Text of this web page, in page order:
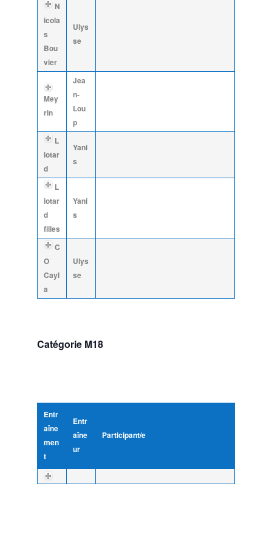
N
icola
s
Bou
vier
Ulys
se
Mey
rin
Jea
n-
Lou
p
L
iotar
d
Yani
s
L
iotar
d
filles
Yani
s
C
O
Cayl
a
Ulys
se
Catégorie M18
Entr
aîne
men
t
Entr
aîne
ur
Participant/e